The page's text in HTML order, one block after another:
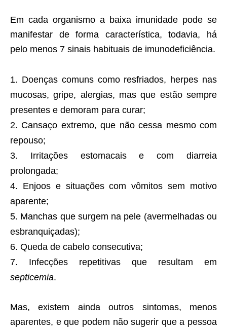
Em cada organismo a baixa imunidade pode se
manifestar de forma característica, todavia, há
pelo menos 7 sinais habituais de imunodeficiência.
Doenças comuns como resfriados, herpes nas
mucosas, gripe, alergias, mas que estão sempre
presentes e demoram para curar;
Cansaço extremo, que não cessa mesmo com
repouso;
Irritações estomacais e com diarreia
prolongada;
Enjoos e situações com vômitos sem motivo
aparente;
Manchas que surgem na pele (avermelhadas ou
esbranquiçadas);
Queda de cabelo consecutiva;
Infecções repetitivas que resultam em
septicemia.
Mas, existem ainda outros sintomas, menos
aparentes, e que podem não sugerir que a pessoa